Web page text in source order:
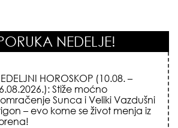
NEDELJE!
HOROSKOP (10.08. –
Stiže moćno
Sunca i Veliki Vazdušni
– evo kome se život menja iz